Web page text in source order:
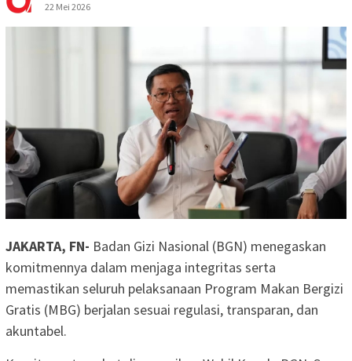
22 Mei 2026
JAKARTA, FN- Badan Gizi Nasional (BGN) menegaskan
komitmennya dalam menjaga integritas serta
memastikan seluruh pelaksanaan Program Makan Bergizi
Gratis (MBG) berjalan sesuai regulasi, transparan, dan
akuntabel.